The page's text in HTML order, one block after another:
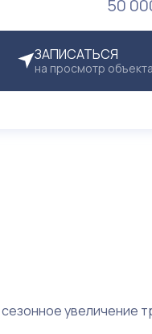
50
ЗАПИСАТЬСЯ
на просмотр
увеличение